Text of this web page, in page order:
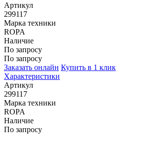
Артикул
299117
Марка техники
ROPA
Наличие
По запросу
По запросу
Заказать онлайн Купить в 1 клик
Характеристики
Артикул
299117
Марка техники
ROPA
Наличие
По запросу